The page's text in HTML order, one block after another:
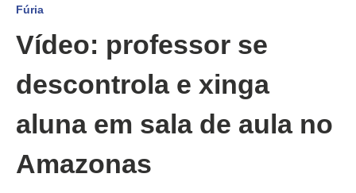
Fúria
Vídeo: professor se
descontrola e xinga
aluna em sala de aula no
Amazonas